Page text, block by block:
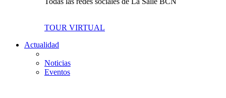
TOUR VIRTUAL
Actualidad
Noticias
Eventos